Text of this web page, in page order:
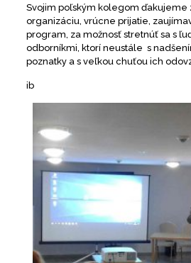
Svojim poľským kolegom ďakujeme
organizáciu, vrúcne prijatie,
program, za možnosť stretnúť sa s
odborníkmi, ktorí neustále s
poznatky a s veľkou chuťou ich
ib